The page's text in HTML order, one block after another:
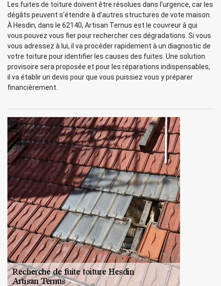
Les fuites de toiture doivent être résolues dans l’urgence, car les
dégâts peuvent s’étendre à d’autres structures de vote maison.
À Hesdin, dans le 62140, Artisan Ternus est le couvreur à qui
vous pouvez vous fier pour rechercher ces dégradations. Si vous
vous adressez à lui, il va procéder rapidement à un diagnostic de
votre toiture pour identifier les causes des fuites. Une solution
provisoire sera proposée et pour les réparations indispensables,
il va établir un devis pour que vous puissiez vous y préparer
financièrement.